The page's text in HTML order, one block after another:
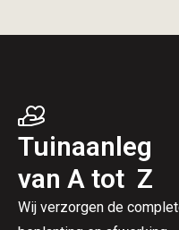
Tuinaanleg
van A tot Z
Wij verzorgen de